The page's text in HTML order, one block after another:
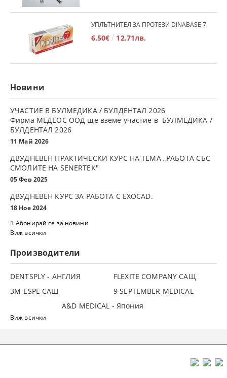
УПЛЪТНИТЕЛ ЗА ПРОТЕЗИ DINABASE 7
6.50€ 12.71лв.
Новини
УЧАСТИЕ В БУЛМЕДИКА / БУЛДЕНТАЛ 2026
Фирма МЕДЕОС ООД ще вземе участие в БУЛМЕДИКА /
БУЛДЕНТАЛ 2026
11 Май 2026
ДВУДНЕВЕН ПРАКТИЧЕСКИ КУРС НА ТЕМА „РАБОТА СЪС
СМОЛИТЕ НА SENERTEK"
05 Фев 2025
ДВУДНЕВЕН КУРС ЗА РАБОТА С ЕXOCAD.
18 Ное 2024
Абонирай се за новини
Виж всички
Производители
DENTSPLY - АНГЛИЯ
FLEXITE COMPANY САЩ
3М-ESPE САЩ
9 SEPTEMBER MEDICAL
A&D MEDICAL - Япония
Виж всички